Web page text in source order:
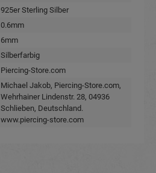
925er Sterling Silber
0.6mm
6mm
Silberfarbig
Piercing-Store.com
Michael Jakob, Piercing-Store.com,
Wehrhainer Lindenstr. 28, 04936
Schlieben, Deutschland.
www.piercing-store.com